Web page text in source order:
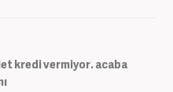
kredi vermiyor. acaba